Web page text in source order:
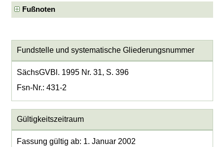
Fußnoten
Fundstelle und systematische Gliederungsnummer
SächsGVBl. 1995 Nr. 31, S. 396
Fsn-Nr.: 431-2
Gültigkeitszeitraum
Fassung gültig ab: 1. Januar 2002